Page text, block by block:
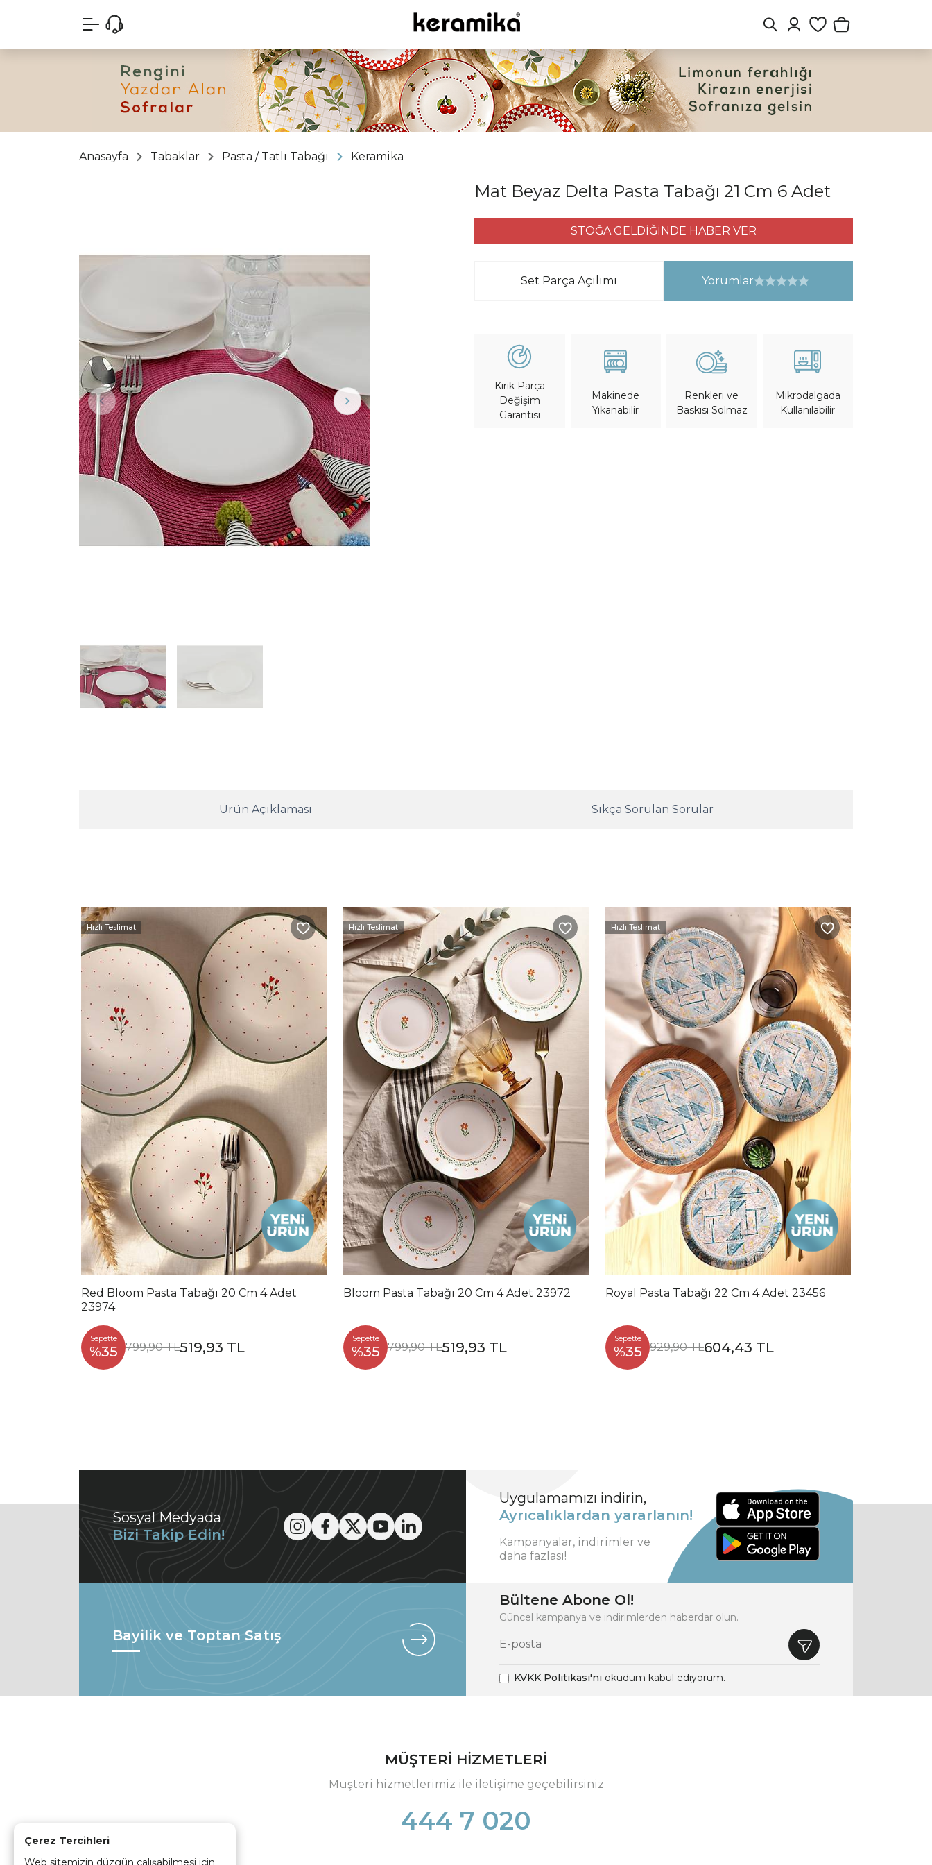
Çerez Tercihleri
Web sitemizin düzgün çalışabilmesi için
Anasayfa Tabaklar Pasta / Tatlı Tabağı Keramika
Mat Beyaz Delta Pasta Tabağı 21 Cm 6 Adet
STOĞA GELDİĞİNDE HABER VER
Set Parça Açılımı Yorumlar
Kırık Parça
Değişim
Garantisi
Makinede
Yıkanabilir
Renkleri ve
Baskısı Solmaz
Mikrodalgada
Kullanılabilir
Ürün Açıklaması Sıkça Sorulan Sorular
Hızlı Teslimat
Red Bloom Pasta Tabağı 20 Cm 4 Adet
23974
Sepette
%35 799,90 TL519,93 TL
Hızlı Teslimat
Bloom Pasta Tabağı 20 Cm 4 Adet 23972
Sepette
%35 799,90 TL519,93 TL
Hızlı Teslimat
Royal Pasta Tabağı 22 Cm 4 Adet 23456
Sepette
%35 929,90 TL604,43 TL
Sosyal Medyada
Bizi Takip Edin!
Uygulamamızı indirin,
Ayrıcalıklardan yararlanın!
Kampanyalar, indirimler ve
daha fazlası!
Bayilik ve Toptan Satış
Bültene Abone Ol!
Güncel kampanya ve indirimlerden haberdar olun.
KVKK Politikası'nı okudum kabul ediyorum.
MÜŞTERİ HİZMETLERİ
Müşteri hizmetlerimiz ile iletişime geçebilirsiniz
444 7 020